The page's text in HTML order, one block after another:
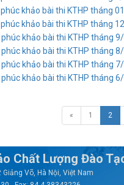
khảo bài thi KTHP tháng
khảo bài thi KTHP tháng
khảo bài thi KTHP tháng
khảo bài thi KTHP tháng
khảo bài thi KTHP tháng
khảo bài thi KTHP tháng
« 1 2
Chất Lượng Đào
Giảng Võ, Hà Nội, Việt Nam